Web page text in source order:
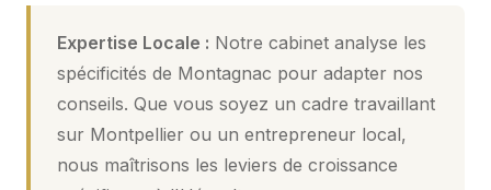
Expertise Locale : Notre cabinet analyse les
spécificités de Montagnac pour adapter nos
conseils. Que vous soyez un cadre travaillant
sur Montpellier ou un entrepreneur local,
nous maîtrisons les leviers de croissance